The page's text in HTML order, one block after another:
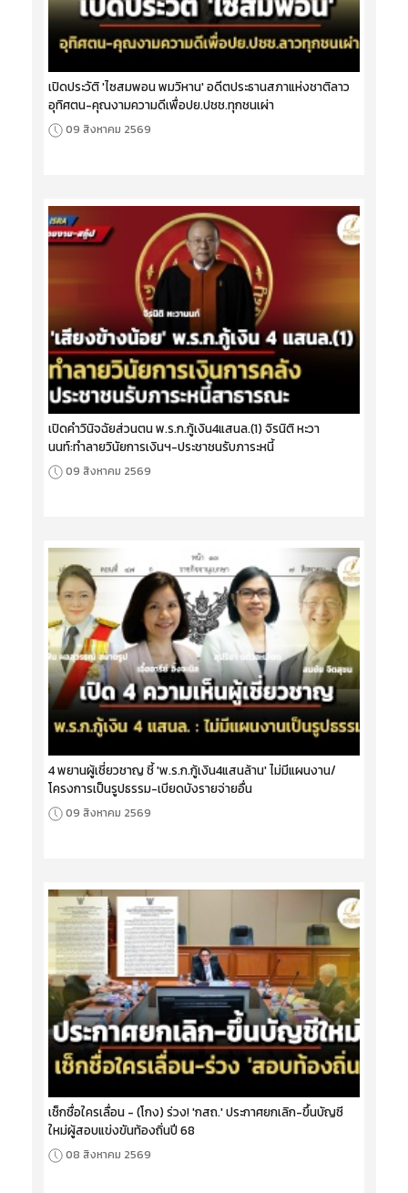
เปิดประวัติ 'ไซสมพอน พมวิหาน' อดีตประธานสภาแห่งชาติลาว
อุทิศตน-คุณงามความดีเพื่อปย.ปชช.ทุกชนเผ่า
09 สิงหาคม 2569
เปิดคำวินิจฉัยส่วนตน พ.ร.ก.กู้เงิน4แสนล.(1) จิรนิติ หะวา
นนท์:ทำลายวินัยการเงินฯ-ประชาชนรับภาระหนี้
09 สิงหาคม 2569
4 พยานผู้เชี่ยวชาญ ชี้ 'พ.ร.ก.กู้เงิน4แสนล้าน' ไม่มีแผนงาน/
โครงการเป็นรูปธรรม-เบียดบังรายจ่ายอื่น
09 สิงหาคม 2569
เช็กชื่อใครเลื่อน - (โกง) ร่วง! 'กสถ.' ประกาศยกเลิก-ขึ้นบัญชี
ใหม่ผู้สอบแข่งขันท้องถิ่นปี 68
08 สิงหาคม 2569